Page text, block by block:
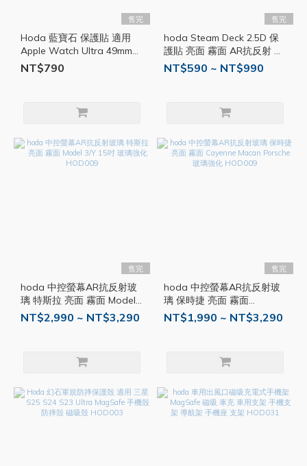
售完
Hoda 藍寶石 保護貼 適用
Apple Watch Ultra 49mm
手錶保護貼 蘋果手錶 螢幕貼
HOD030
NT$790
售完
hoda Steam Deck 2.5D 保
護貼 亮面 霧面 AR抗反射 掌
機 保護膜 HOD019
NT$590 ~ NT$990
售完
hoda 中控螢幕AR抗反射玻
璃 特斯拉 亮面 霧面 Model
3/Y 15吋 玻璃強化 HOD009
NT$2,990 ~ NT$3,290
售完
hoda 中控螢幕AR抗反射玻
璃 保時捷 亮面 霧面
Cayenne Macan Porsche
玻璃強化 HOD009
NT$1,990 ~ NT$3,290